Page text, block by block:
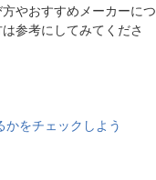
やおすすめメーカーにつ
参考にしてみてくださ
をチェックしよう